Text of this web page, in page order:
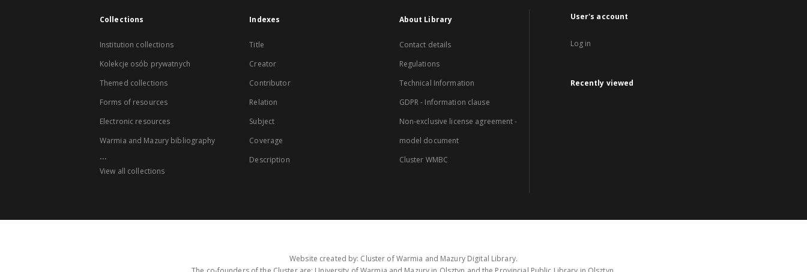
Collections
Institution collections
Kolekcje osób prywatnych
Themed collections
Forms of resources
Electronic resources
Warmia and Mazury bibliography
...
View all collections
Indexes
Title
Creator
Contributor
Relation
Subject
Coverage
Description
About Library
Contact details
Regulations
Technical Information
GDPR - Information clause
Non-exclusive license agreement -
model document
Cluster WMBC
User's account
Log in
Recently viewed
Website created by: Cluster of Warmia and Mazury Digital Library.